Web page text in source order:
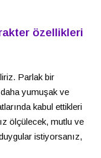
özellikleri
Parlak bir
yumuşak ve
kabul ettikleri
ölçülecek, mutlu ve
istiyorsanız,